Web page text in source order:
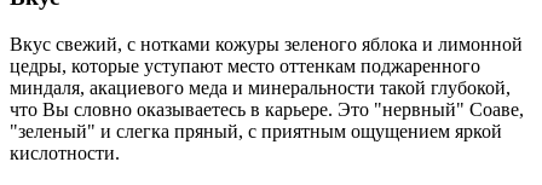
Вкус свежий, с нотками кожуры зеленого яблока и лимонной
цедры, которые уступают место оттенкам поджаренного
миндаля, акациевого меда и минеральности такой глубокой,
что Вы словно оказываетесь в карьере. Это "нервный" Соаве,
"зеленый" и слегка пряный, с приятным ощущением яркой
кислотности.